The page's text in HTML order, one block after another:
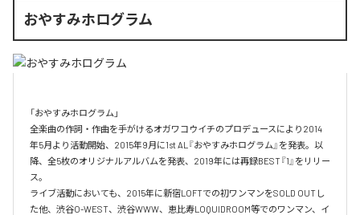
おやすみホログラム
「おやすみホログラム」
全楽曲の作詞・作曲を⼿がけるオガワコウイチのプロデュースにより2014
年5⽉より活動開始、2015年9⽉に1st AL『おやすみホログラム』を発表。以
降、全5枚のオリジナルアルバムを発表、2019年には再録BEST『1』をリリー
ス。
ライブ活動においても、2015年に新宿LOFTでの初ワンマンをSOLD OUTし
た他、渋⾕O-WEST、渋⾕WWW、恵⽐寿LOQUIDROOM等でのワンマン、イ